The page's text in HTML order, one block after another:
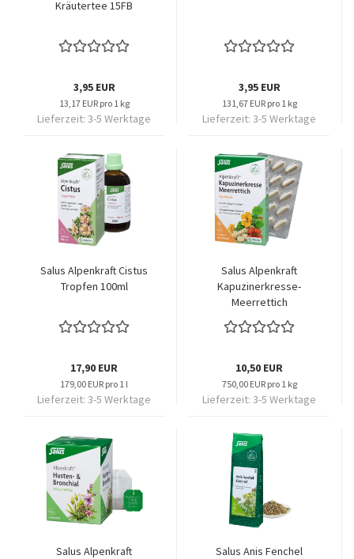
Kräutertee 15FB
3,95 EUR
13,17 EUR pro 1 kg
Lieferzeit: 3-5 Werktage
3,95 EUR
131,67 EUR pro 1 kg
Lieferzeit: 3-5 Werktage
Salus Alpenkraft Cistus
Tropfen 100ml
17,90 EUR
179,00 EUR pro 1 l
Lieferzeit: 3-5 Werktage
Salus Alpenkraft
Kapuzinerkresse-
Meerrettich
10,50 EUR
750,00 EUR pro 1 kg
Lieferzeit: 3-5 Werktage
Salus Alpenkraft
Salus Anis Fenchel